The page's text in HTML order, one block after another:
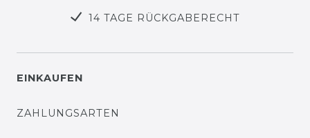
14 TAGE RÜCKGABERECHT
EINKAUFEN
ZAHLUNGSARTEN